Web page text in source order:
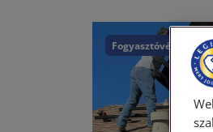
Fogyasztóvédelem